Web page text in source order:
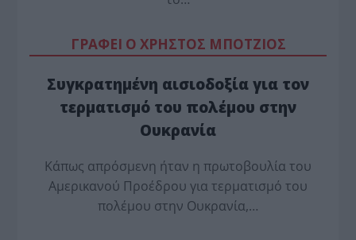
ΓΡΑΦΕΙ Ο ΧΡΗΣΤΟΣ ΜΠΟΤΖΙΟΣ
Συγκρατημένη αισιοδοξία για τον
τερματισμό του πολέμου στην
Ουκρανία
Κάπως απρόσμενη ήταν η πρωτοβουλία του
Αμερικανού Προέδρου για τερματισμό του
πολέμου στην Ουκρανία,…